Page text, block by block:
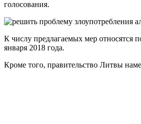
голосования.
К числу предлагаемых мер относятся
января 2018 года.
Кроме того, правительство Литвы